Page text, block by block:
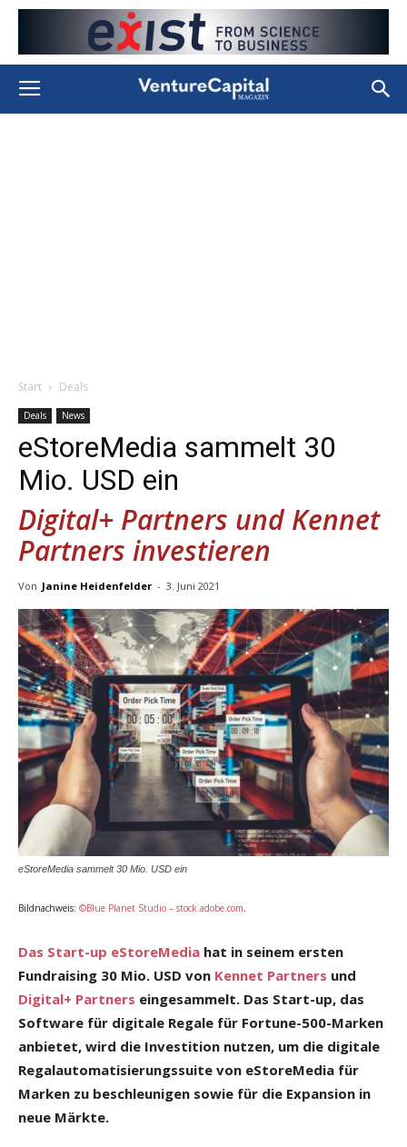
Start Deals
Deals News
eStoreMedia sammelt 30
Mio. USD ein
Digital+ Partners und Kennet
Partners investieren
Von Janine Heidenfelder - 3. Juni 2021
eStoreMedia sammelt 30 Mio. USD ein
Bildnachweis: ©Blue Planet Studio – stock.adobe.com.
Das Start-up eStoreMedia hat in seinem ersten
Fundraising 30 Mio. USD von Kennet Partners und
Digital+ Partners eingesammelt. Das Start-up, das
Software für digitale Regale für Fortune-500-Marken
anbietet, wird die Investition nutzen, um die digitale
Regalautomatisierungssuite von eStoreMedia für
Marken zu beschleunigen sowie für die Expansion in
neue Märkte.